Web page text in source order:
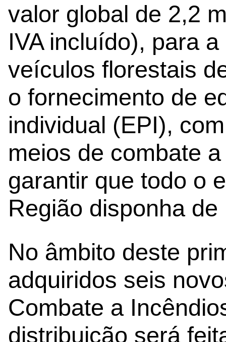
valor global de 2,2
IVA incluído), para
veículos florestais
o fornecimento de
individual (EPI),
meios de combate
garantir que todo o
Região disponha de
No âmbito deste
adquiridos seis
Combate a
distribuição será